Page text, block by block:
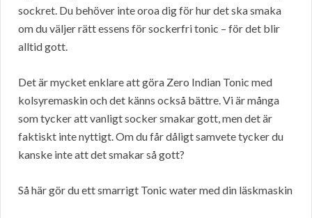
sockret. Du behöver inte oroa dig för hur det ska smaka
om du väljer rätt essens för sockerfri tonic – för det blir
alltid gott.
Det är mycket enklare att göra Zero Indian Tonic med
kolsyremaskin och det känns också bättre. Vi är många
som tycker att vanligt socker smakar gott, men det är
faktiskt inte nyttigt. Om du får dåligt samvete tycker du
kanske inte att det smakar så gott?
Så här gör du ett smarrigt Tonic water med din läskmaskin